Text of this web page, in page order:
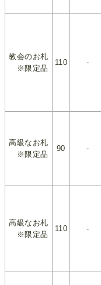
教会のお札
※限定品
110 -
高級なお札
※限定品
90 -
高級なお札
※限定品
110 -